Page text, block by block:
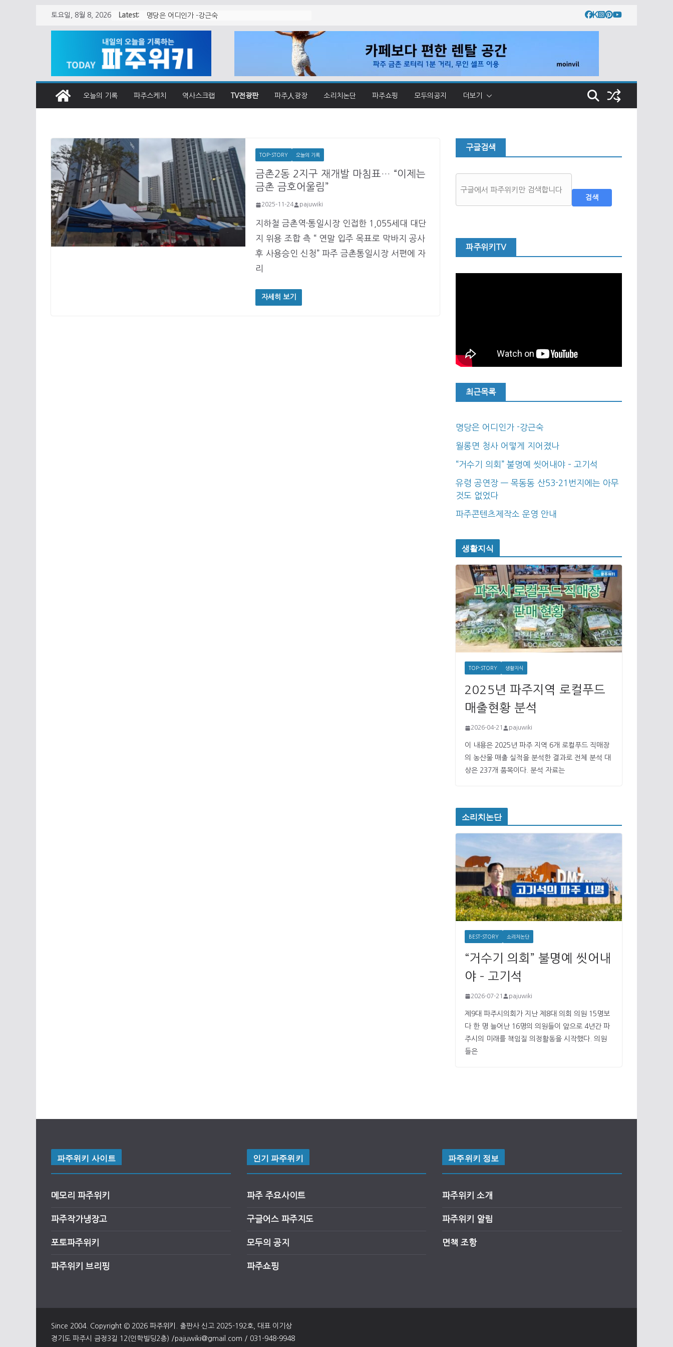
토요일, 8월 8, 2026 Latest: 월롱면 청사 어떻게 지어졌나
오늘의 기록 파주스케치 역사스크랩 TV전광판 파주人광장 소리치논단 파주쇼핑 모두의공지 더보기
TOP-STORY 오늘의 기록
금촌2동 2지구 재개발 마침표… “이제는
금촌 금호어울림”
2025-11-24 pajuwiki
지하철 금촌역·통일시장 인접한 1,055세대 대단
지 위용 조합 측 “ 연말 입주 목표로 막바지 공사
후 사용승인 신청” 파주 금촌통일시장 서편에 자
리
자세히 보기
구글검색
검색
파주위키TV
최근목록
명당은 어디인가 -강근숙
월롱면 청사 어떻게 지어졌나
“거수기 의회” 불명예 씻어내야 – 고기석
유령 공연장 — 목동동 산53-21번지에는 아무
것도 없었다
파주콘텐츠제작소 운영 안내
생활지식
TOP-STORY 생활지식
2025년 파주지역 로컬푸드
매출현황 분석
2026-04-21 pajuwiki
이 내용은 2025년 파주 지역 6개 로컬푸드 직매장
의 농산물 매출 실적을 분석한 결과로 전체 분석 대
상은 237개 품목이다. 분석 자료는
소리치논단
BEST-STORY 소리치논단
“거수기 의회” 불명예 씻어내
야 – 고기석
2026-07-21 pajuwiki
제9대 파주시의회가 지난 제8대 의회 의원 15명보
다 한 명 늘어난 16명의 의원들이 앞으로 4년간 파
주시의 미래를 책임질 의정활동을 시작했다. 의원
들은
파주위키 사이트
메모리 파주위키
파주작가냉장고
포토파주위키
파주위키 브리핑
인기 파주위키
파주 주요사이트
구글어스 파주지도
모두의 공지
파주쇼핑
파주위키 정보
파주위키 소개
파주위키 알림
면책 조항
Since 2004. Copyright © 2026 파주위키
. 출판사 신고 2025-192호, 대표 이기상
경기도 파주시 금정3길 12(인학빌딩2층) /pajuwiki@gmail.com / 031-948-9948